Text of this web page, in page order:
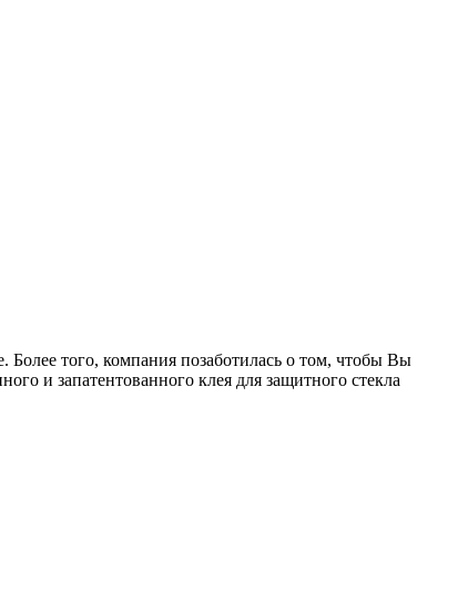
того, компания позаботилась о том, чтобы Вы
и запатентованного клея для защитного стекла